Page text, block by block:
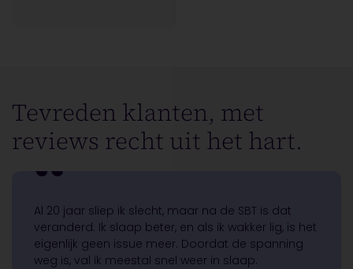
Tevreden klanten, met
reviews recht uit het hart.
Al 20 jaar sliep ik slecht, maar na de SBT is dat
veranderd. Ik slaap beter, en als ik wakker lig, is het
eigenlijk geen issue meer. Doordat de spanning
weg is, val ik meestal snel weer in slaap.